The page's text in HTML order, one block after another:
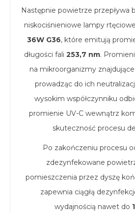
Następnie powietrze przepływa
niskociśnieniowe lampy rtęciowe
36W G36, które emitują
długości fali 253,7 nm.
na mikroorganizmy
prowadząc do ich
wysokim współczynniku
promienie UV-C wewnątrz
skuteczność procesu
Po zakończeniu procesu
zdezynfekowane
pomieszczenia przez dyszę
zapewnia ciągłą
wydajnością nawet do